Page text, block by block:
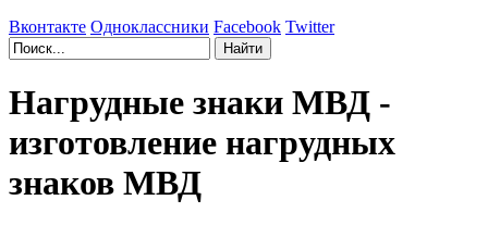
Вконтакте Одноклассники Facebook Twitter
Нагрудные знаки МВД -
изготовление нагрудных
знаков МВД